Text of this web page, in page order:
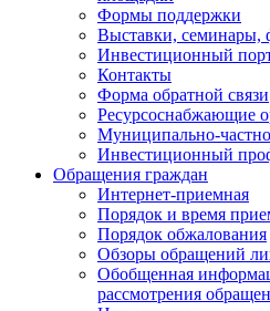
Формы поддержки
Выставки, семинары,
Инвестиционный
Контакты
Форма обратной связи
Ресурсоснабжающие
Муниципально-
Инвестиционный
Обращения граждан
Интернет-приемная
Порядок и время
Порядок обжалования
Обзоры обращений
Обобщенная
рассмотрения